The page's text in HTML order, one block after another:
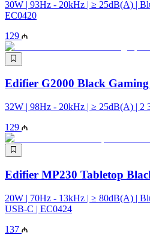
30W | 93Hz - 20kHz | ≥ 25dB(A) |
EC0420
129
Edifier G2000 Black Gaming
32W | 98Hz - 20kHz | ≥ 25dB(A) | 2
129
Edifier MP230 Tabletop
20W | 70Hz - 13kHz | ≥ 80dB(A) |
USB-C | EC0424
137